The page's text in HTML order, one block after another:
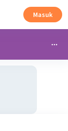
Masuk